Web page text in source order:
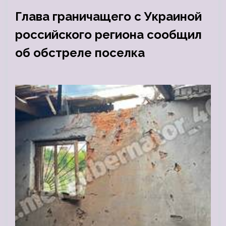
Глава граничащего с Украиной
российского региона сообщил
об обстреле поселка